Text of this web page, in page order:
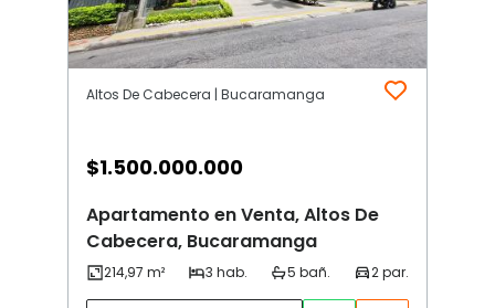
Altos De Cabecera | Bucaramanga
$1.500.000.000
Apartamento en Venta, Altos De
Cabecera, Bucaramanga